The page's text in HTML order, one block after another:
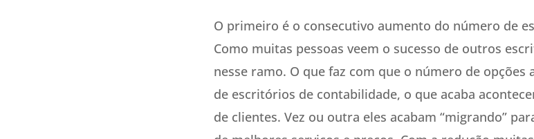
O primeiro é o consecutivo aumento do número de
Como muitas pessoas veem o sucesso de outros
nesse ramo. O que faz com que o número de opções
de escritórios de contabilidade, o que acaba
de clientes. Vez ou outra eles acabam “migrando”